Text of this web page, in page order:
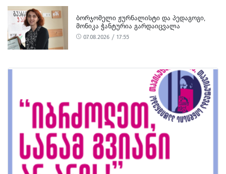
ᲑᲝᲠᲯᲝᲛᲔᲚᲘ ᲟᲣᲠᲜᲐᲚᲘᲡᲢᲘ ᲓᲐ ᲞᲔᲓᲐᲒᲝᲒᲘ,
ᲛᲝᲜᲘᲙᲐ ᲭᲐᲜᲢᲣᲠᲘᲐ ᲒᲐᲠᲓᲐᲘᲪᲕᲐᲚᲐ
07.08.2026 / 17:55